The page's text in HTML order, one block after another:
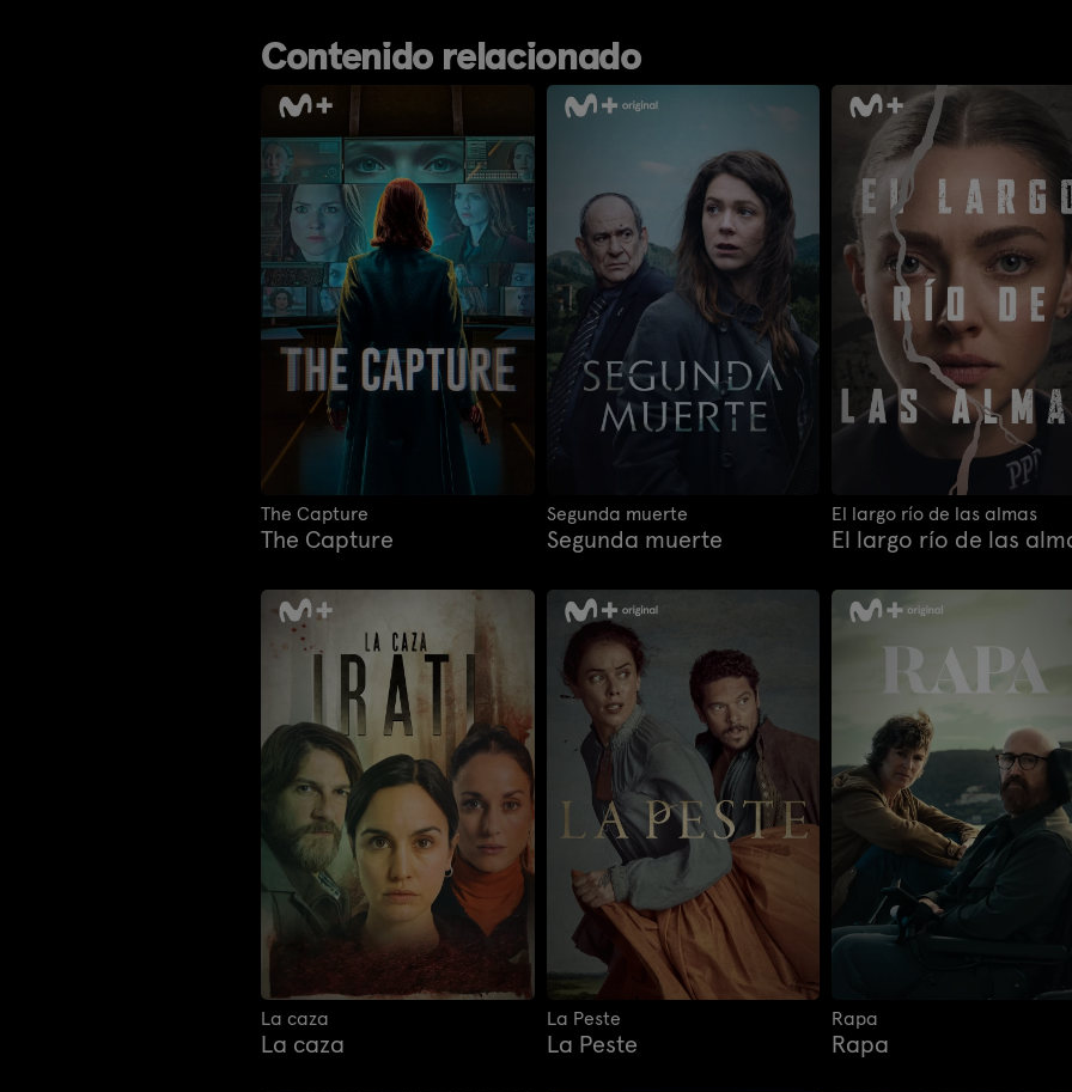
Contenido relacionado
The Capture
The Capture
Segunda muerte
Segunda muerte
El largo río de las almas
El largo río de las
La caza
La caza
La Peste
La Peste
Rapa
Rapa